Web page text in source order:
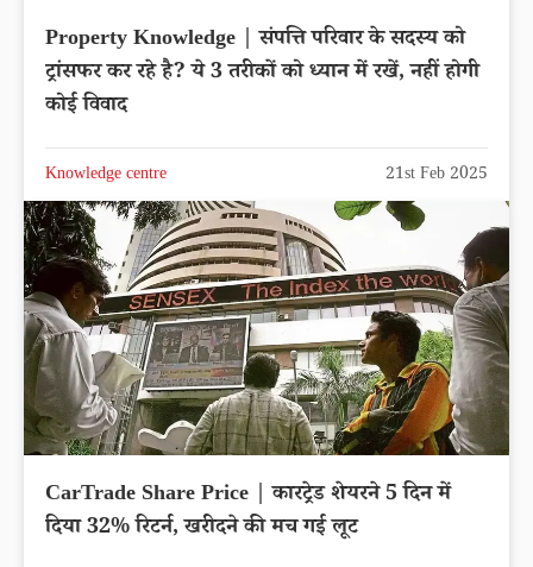
Property Knowledge | संपत्ति परिवार के सदस्य को
ट्रांसफर कर रहे है? ये 3 तरीकों को ध्यान में रखें, नहीं होगी
कोई विवाद
Knowledge centre 21st Feb 2025
CarTrade Share Price | कारट्रेड शेयरने 5 दिन में
दिया 32% रिटर्न, खरीदने की मच गई लूट